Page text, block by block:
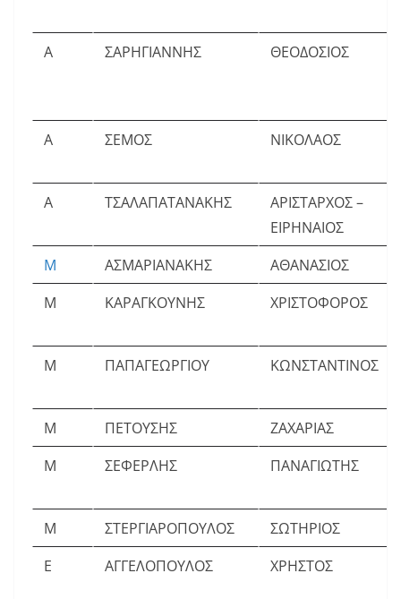
Α ΣΑΡΗΓΙΑΝΝΗΣ ΘΕΟΔΟΣΙΟΣ
Α ΣΕΜΟΣ ΝΙΚΟΛΑΟΣ
Α ΤΣΑΛΑΠΑΤΑΝΑΚΗΣ
ΑΡΙΣΤΑΡΧΟΣ –
ΕΙΡΗΝΑΙΟΣ
Μ
ΑΣΜΑΡΙΑΝΑΚΗΣ
ΑΘΑΝΑΣΙΟΣ
Μ
ΚΑΡΑΓΚΟΥΝΗΣ ΧΡΙΣΤΟΦΟΡΟΣ
Μ ΠΑΠΑΓΕΩΡΓΙΟΥ ΚΩΝΣΤΑΝΤΙΝΟΣ
Μ ΠΕΤΟΥΣΗΣ
ΖΑΧΑΡΙΑΣ
Μ
ΣΕΦΕΡΛΗΣ ΠΑΝΑΓΙΩΤΗΣ
Μ ΣΤΕΡΓΙΑΡΟΠΟΥΛΟΣ
ΣΩΤΗΡΙΟΣ
Ε
ΑΓΓΕΛΟΠΟΥΛΟΣ ΧΡΗΣΤΟΣ